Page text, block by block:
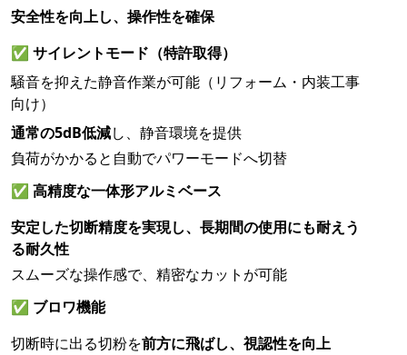
安全性を向上し、操作性を確保
✅ サイレントモード（特許取得）
騒音を抑えた静音作業が可能（リフォーム・内装工事
向け）
通常の5dB低減し、静音環境を提供
負荷がかかると自動でパワーモードへ切替
✅ 高精度な一体形アルミベース
安定した切断精度を実現し、長期間の使用にも耐えう
る耐久性
スムーズな操作感で、精密なカットが可能
✅ ブロワ機能
切断時に出る切粉を前方に飛ばし、視認性を向上